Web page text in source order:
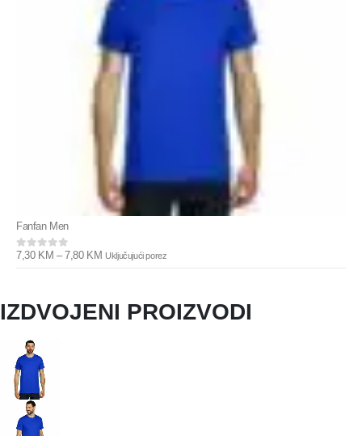
Fanfan Men
0 out of 5
7,30 KM – 7,80 KM Uključujući porez
IZDVOJENI PROIZVODI